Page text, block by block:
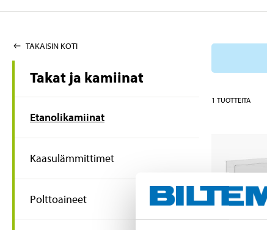
TAKAISIN KOTI
Takat ja kamiinat
Etanolikamiinat
Kaasulämmittimet
Polttoaineet
1 TUOTTEITA